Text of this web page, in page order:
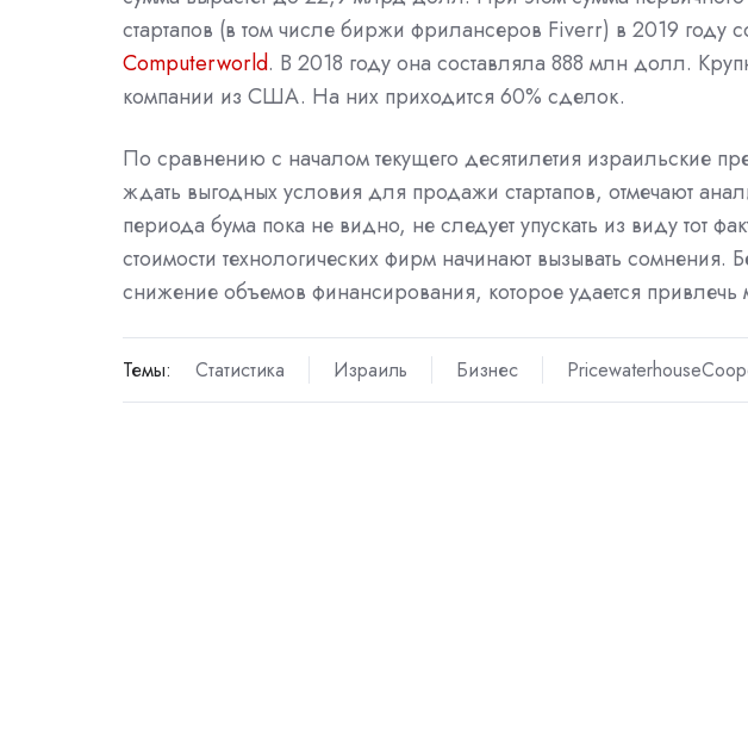
стартапов (в том числе биржи фрилансеров Fiverr) в 2019
Computerworld. В 2018 году она составляла 888 млн долл.
компании из США. На них приходится 60% сделок.
По сравнению с началом текущего десятилетия израильские
ждать выгодных условия для продажи стартапов, отмечают
периода бума пока не видно, не следует упускать из виду тот
стоимости технологических фирм начинают вызывать сомнения.
снижение объемов финансирования, которое удается привлечь
Темы: Статистика Израиль Бизнес